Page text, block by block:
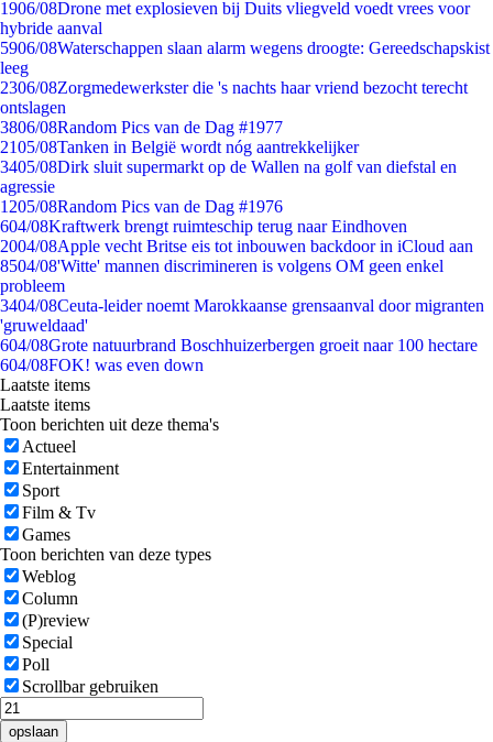
1906/08Drone met explosieven bij Duits vliegveld voedt vrees voor
hybride aanval
5906/08Waterschappen slaan alarm wegens droogte: Gereedschapskist
leeg
2306/08Zorgmedewerkster die 's nachts haar vriend bezocht terecht
ontslagen
3806/08Random Pics van de Dag #1977
2105/08Tanken in België wordt nóg aantrekkelijker
3405/08Dirk sluit supermarkt op de Wallen na golf van diefstal en
agressie
1205/08Random Pics van de Dag #1976
604/08Kraftwerk brengt ruimteschip terug naar Eindhoven
2004/08Apple vecht Britse eis tot inbouwen backdoor in iCloud aan
8504/08'Witte' mannen discrimineren is volgens OM geen enkel
probleem
3404/08Ceuta-leider noemt Marokkaanse grensaanval door migranten
'gruweldaad'
604/08Grote natuurbrand Boschhuizerbergen groeit naar 100 hectare
604/08FOK! was even down
Laatste items
Laatste items
Toon berichten uit deze thema's
Actueel
Entertainment
Sport
Film & Tv
Games
Toon berichten van deze types
Weblog
Column
(P)review
Special
Poll
Scrollbar gebruiken
opslaan